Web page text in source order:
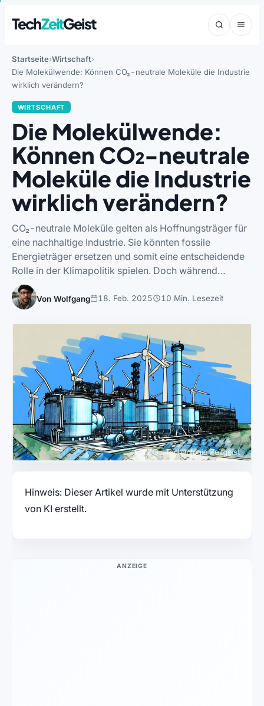
TechZeitGeist
Startseite Wirtschaft
Die Molekülwende: Können CO₂-neutrale Moleküle die Industrie
wirklich verändern?
WIRTSCHAFT
Die Molekülwende:
Können CO₂-neutrale
Moleküle die Industrie
wirklich verändern?
CO₂-neutrale Moleküle gelten als Hoffnungsträger für
eine nachhaltige Industrie. Sie könnten fossile
Energieträger ersetzen und somit eine entscheidende
Rolle in der Klimapolitik spielen. Doch während…
Von Wolfgang 18. Feb. 2025 10 Min. Lesezeit
Hinweis: Dieser Artikel wurde mit Unterstützung
von KI erstellt.
ANZEIGE